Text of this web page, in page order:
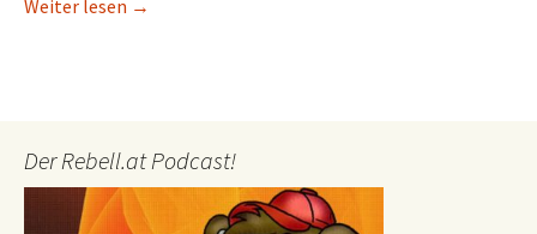
Weiter lesen Superzwerg
→
Der Rebell.at Podcast!